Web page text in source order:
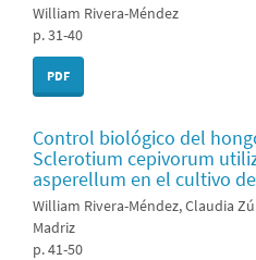
William Rivera-Méndez
p. 31-40
PDF
Control biológico del
Sclerotium cepivorum
asperellum en el cultivo
William Rivera-Méndez, Claudia
Madriz
p. 41-50